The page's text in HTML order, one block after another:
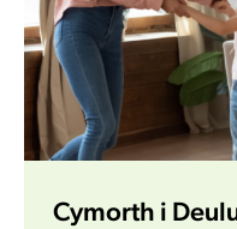
Cymorth i